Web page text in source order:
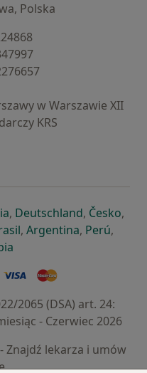
Polska
w Warszawie XII
KRS
nowej karcie
się w nowej karcie
otwiera się w nowej
, Deutschlandotwiera się
, Česko,
karcie
w nowej karcie
się w nowej karcie
otwiera się w nowej
, Argentinaotwiera się
, Perú,
2065 (DSA) art. 24:
- Czerwiec 2026
Znajdź lekarza i umów